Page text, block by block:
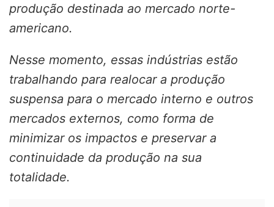
produção destinada ao mercado norte-
americano.
Nesse momento, essas indústrias estão
trabalhando para realocar a produção
suspensa para o mercado interno e outros
mercados externos, como forma de
minimizar os impactos e preservar a
continuidade da produção na sua
totalidade.